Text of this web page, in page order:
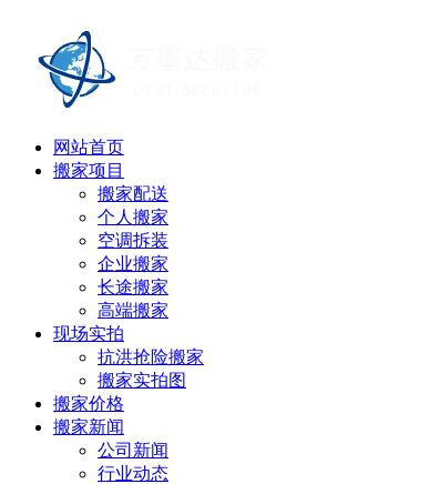
网站首页
搬家项目
搬家配送
个人搬家
空调拆装
企业搬家
长途搬家
高端搬家
现场实拍
抗洪抢险搬家
搬家实拍图
搬家价格
搬家新闻
公司新闻
行业动态